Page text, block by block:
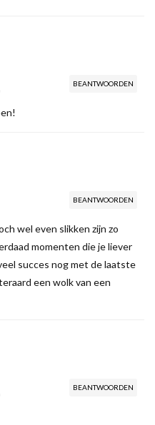
BEANTWOORDEN
BEANTWOORDEN
wel even slikken zijn zo
momenten die je liever
succes nog met de laatste
een wolk van een
BEANTWOORDEN